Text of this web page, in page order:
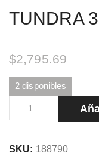
TUNDRA
$2,795.69
2 disponibles
ROLLO
PAPEL
TUNDRA
SKU: 188790